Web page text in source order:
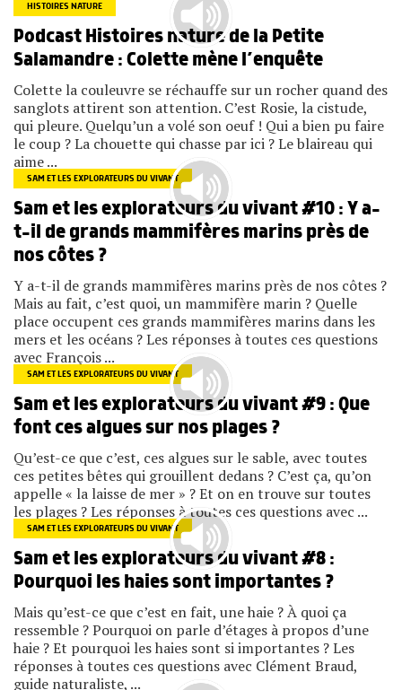
HISTOIRES NATURE
Podcast Histoires nature de la Petite
Salamandre : Colette mène l’enquête
Colette la couleuvre se réchauffe sur un rocher quand des
sanglots attirent son attention. C’est Rosie, la cistude,
qui pleure. Quelqu’un a volé son oeuf ! Qui a bien pu faire
le coup ? La chouette qui chasse par ici ? Le blaireau qui
aime ...
SAM ET LES EXPLORATEURS DU VIVANT
Sam et les explorateurs du vivant #10 : Y a-
t-il de grands mammifères marins près de
nos côtes ?
Y a-t-il de grands mammifères marins près de nos côtes ?
Mais au fait, c’est quoi, un mammifère marin ? Quelle
place occupent ces grands mammifères marins dans les
mers et les océans ? Les réponses à toutes ces questions
avec François ...
SAM ET LES EXPLORATEURS DU VIVANT
Sam et les explorateurs du vivant #9 : Que
font ces algues sur nos plages ?
Qu’est-ce que c’est, ces algues sur le sable, avec toutes
ces petites bêtes qui grouillent dedans ? C’est ça, qu’on
appelle « la laisse de mer » ? Et on en trouve sur toutes
les plages ? Les réponses à toutes ces questions avec ...
SAM ET LES EXPLORATEURS DU VIVANT
Sam et les explorateurs du vivant #8 :
Pourquoi les haies sont importantes ?
Mais qu’est-ce que c’est en fait, une haie ? À quoi ça
ressemble ? Pourquoi on parle d’étages à propos d’une
haie ? Et pourquoi les haies sont si importantes ? Les
réponses à toutes ces questions avec Clément Braud,
guide naturaliste, ...